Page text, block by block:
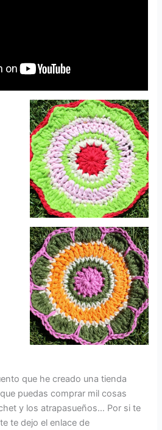
que he creado una tienda
puedas comprar mil cosas
y los atrapasueños… Por si te
te dejo el enlace de